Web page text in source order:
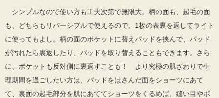
シンプルなので使い方も工夫次第で無限大。柄の面も、起毛の面
も、どちらもリバーシブルで使えるので、1枚の表裏を返してライト
に使ってもよし。柄の面のポケットに替えパッドを挟んで、パッド
が汚れたら裏返したり、パッドを取り替えることもできます。さら
に、ポケットも反対側に裏返すことも！ より究極の肌ざわりで生
理期間を過ごしたい方は、パッドをはさんだ面をショーツにあて
て、裏面の起毛部分を肌にあててショーツをくるめば、縫い目やポ